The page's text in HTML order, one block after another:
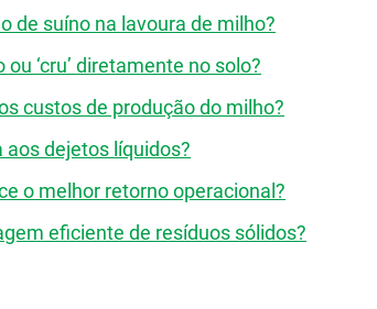
de suíno na lavoura de milho?
‘cru’ diretamente no solo?
custos de produção do milho?
dejetos líquidos?
o melhor retorno operacional?
eficiente de resíduos sólidos?